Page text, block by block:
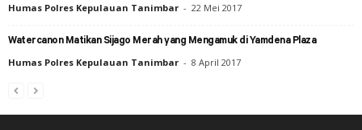
Humas Polres Kepulauan Tanimbar - 22 Mei 2017
Watercanon Matikan Sijago Merah yang Mengamuk di Yamdena Plaza
Humas Polres Kepulauan Tanimbar - 8 April 2017